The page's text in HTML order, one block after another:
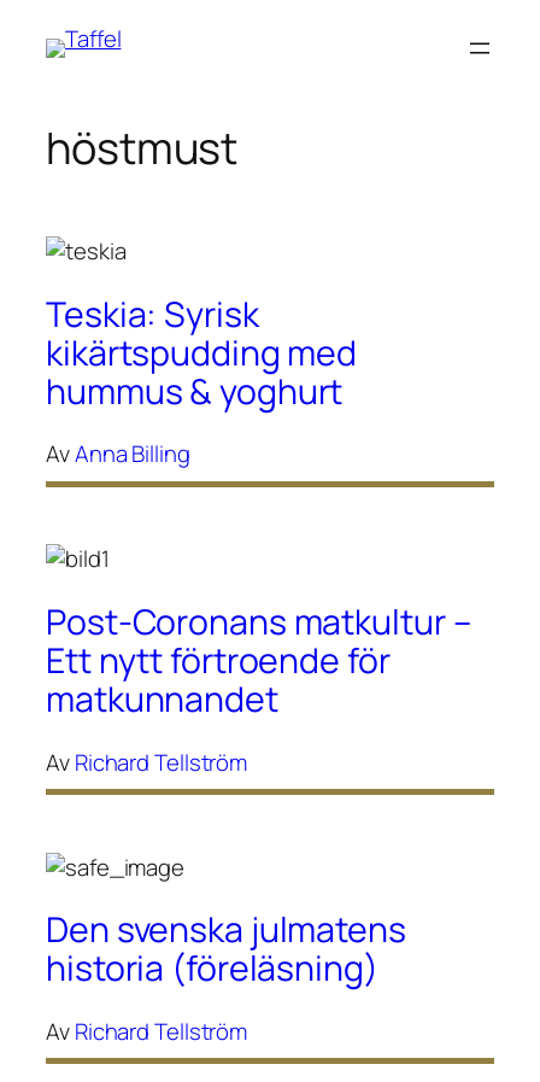
Hoppa
höstmust
Teskia: Syrisk
kikärtspudding med
hummus & yoghurt
AvAnna Billing
Post-Coronans matkultur –
Ett nytt förtroende för
matkunnandet
AvRichard Tellström
Den svenska julmatens
historia (föreläsning)
AvRichard Tellström